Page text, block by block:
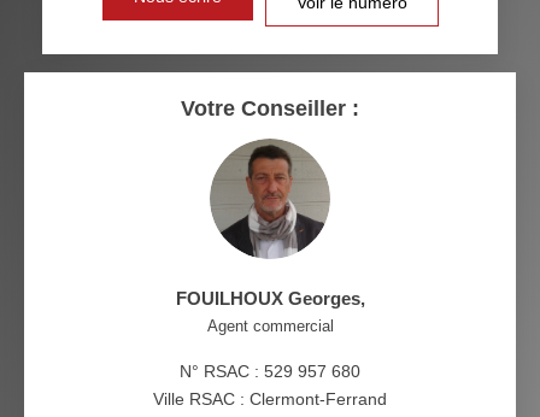
RESTAURANTS ET CAFÉS COMMERCES
Votre Conseiller :
FOUILHOUX Georges,
Agent commercial
N° RSAC : 529 957 680
Ville RSAC : Clermont-Ferrand